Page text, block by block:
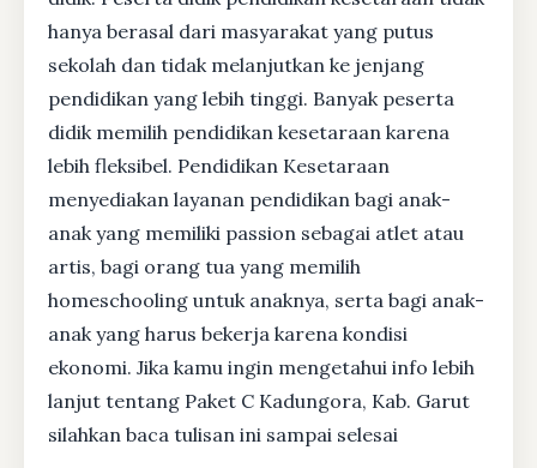
hanya berasal dari masyarakat yang putus
sekolah dan tidak melanjutkan ke jenjang
pendidikan yang lebih tinggi. Banyak peserta
didik memilih pendidikan kesetaraan karena
lebih fleksibel. Pendidikan Kesetaraan
menyediakan layanan pendidikan bagi anak-
anak yang memiliki passion sebagai atlet atau
artis, bagi orang tua yang memilih
homeschooling untuk anaknya, serta bagi anak-
anak yang harus bekerja karena kondisi
ekonomi. Jika kamu ingin mengetahui info lebih
lanjut tentang Paket C Kadungora, Kab. Garut
silahkan baca tulisan ini sampai selesai